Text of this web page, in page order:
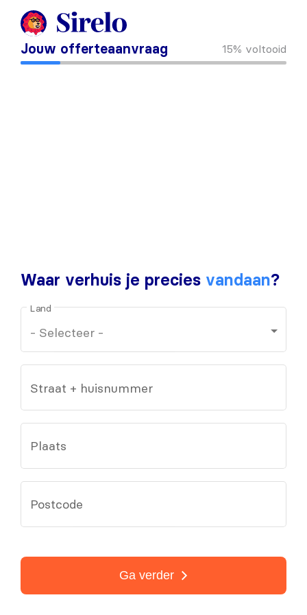
Jouw offerteaanvraag 15% voltooid
Waar verhuis je precies vandaan?
Land
Straat + huisnummer
Plaats
Postcode
Ga verder